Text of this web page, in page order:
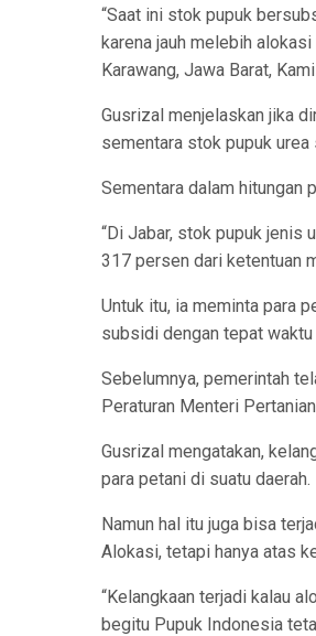
“Saat ini stok pupuk
karena jauh melebih
Karawang, Jawa Barat,
Gusrizal menjelaskan jika
sementara stok pupuk
Sementara dalam hitungan
“Di Jabar, stok pupuk jenis
317 persen dari ketentuan
Untuk itu, ia meminta para
subsidi dengan tepat
Sebelumnya, pemerintah
Peraturan Menteri
Gusrizal mengatakan,
para petani di suatu daerah.
Namun hal itu juga bisa
Alokasi, tetapi hanya atas
“Kelangkaan terjadi kalau
begitu Pupuk Indonesia